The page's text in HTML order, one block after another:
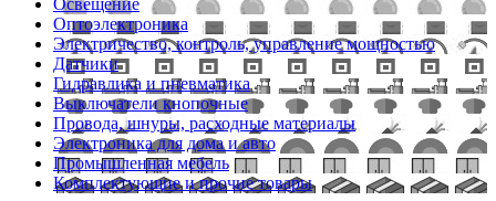
Оптоэлектроника
Электричество, контроль, управление мощностью
Датчики
Гидравлика и пневматика
Выключатели кнопочные
Провода, шнуры, расходные материалы
Электроника для дома и авто
Промышленная мебель
Комплектующие и прочие товары